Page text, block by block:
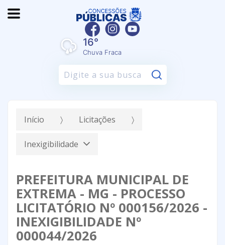
16°
Chuva Fraca
Início Licitações
Inexigibilidade
PREFEITURA MUNICIPAL DE
EXTREMA - MG - PROCESSO
LICITATÓRIO Nº 000156/2026 -
INEXIGIBILIDADE Nº
000044/2026